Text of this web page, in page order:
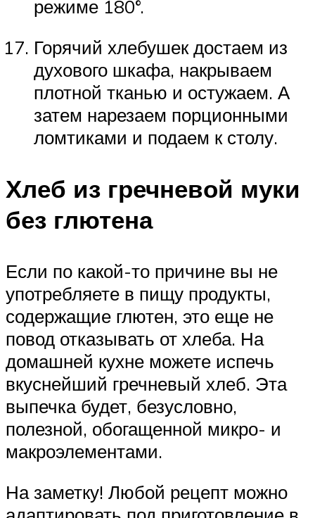
режиме 180°.
Горячий хлебушек достаем из
духового шкафа, накрываем
плотной тканью и остужаем. А
затем нарезаем порционными
ломтиками и подаем к столу.
Хлеб из гречневой муки
без глютена
Если по какой-то причине вы не
употребляете в пищу продукты,
содержащие глютен, это еще не
повод отказывать от хлеба. На
домашней кухне можете испечь
вкуснейший гречневый хлеб. Эта
выпечка будет, безусловно,
полезной, обогащенной микро- и
макроэлементами.
На заметку! Любой рецепт можно